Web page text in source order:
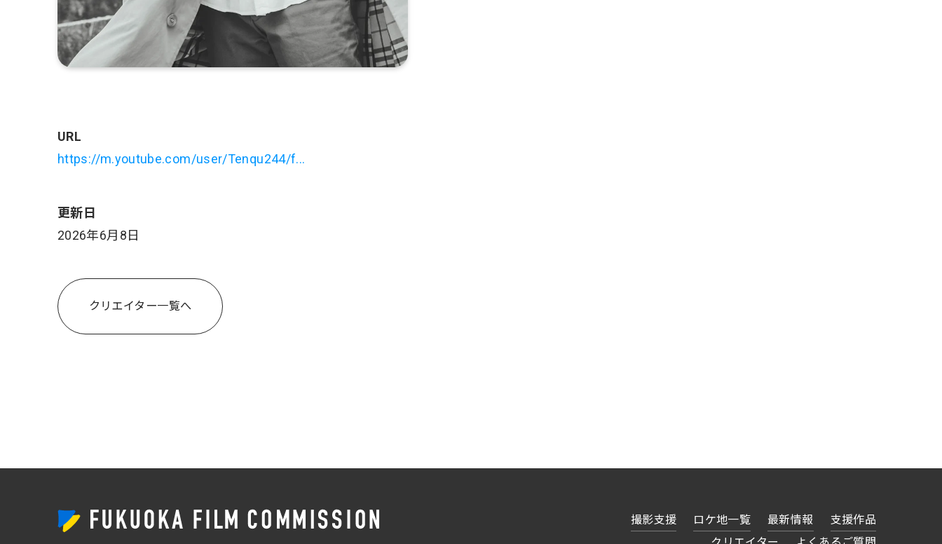
URL
https://m.youtube.com/user/Tenqu244/f...
更新日
2026年6月8日
クリエイター一覧へ
撮影支援 ロケ地一覧 最新情報
支援作品